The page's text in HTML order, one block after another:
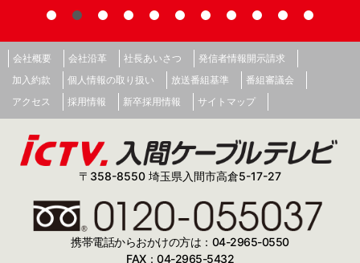
会社概要 会社沿革 社長あいさつ
発信者情報開示請求
加入約款
個人情報の取り扱い 放送番組基準
番組審議会
アクセス
採用情報 新卒採用情報 サイトマップ
〒358-8550 埼玉県入間市高倉5-17-27
携帯電話からおかけの方は：04-2965-0550
FAX：04-2965-5432